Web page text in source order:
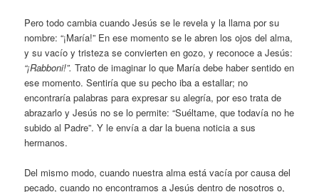
Pero todo cambia cuando Jesús se le revela y la llama por su
nombre: “¡María!” En ese momento se le abren los ojos del alma,
y su vacío y tristeza se convierten en gozo, y reconoce a Jesús:
“¡Rabboni!”. Trato de imaginar lo que María debe haber sentido en
ese momento. Sentiría que su pecho iba a estallar; no
encontraría palabras para expresar su alegría, por eso trata de
abrazarlo y Jesús no se lo permite: “Suéltame, que todavía no he
subido al Padre”. Y le envía a dar la buena noticia a sus
hermanos.
Del mismo modo, cuando nuestra alma está vacía por causa del
pecado, cuando no encontramos a Jesús dentro de nosotros o,